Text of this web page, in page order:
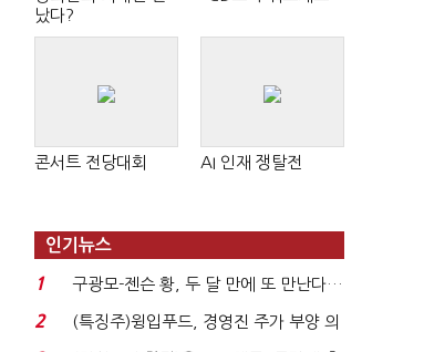
났다?
콘서트 전당대회 AI 인재 쟁탈전
인기뉴스
1
구광모-젠슨 황, 두 달 만에 또 만난다…
로봇·AI 등 논...
2
(특징주)윙입푸드, 경영진 주가 부양 의